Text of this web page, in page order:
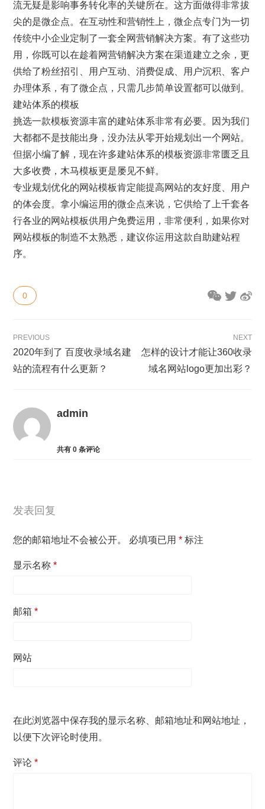
流无疑是影响事务转化率的关键所在。这方面做得非常拔
尖的是微企点。在互动性和营销性上，微企点专门为一切
传统中小企业定制了一套全网营销解决方案。有了这些功
用，你既可以在趁着网营销解决方案在渠道建立之余，更
供给了粉丝招引、用户互动、消费促成、用户沉积、客户
办理体系，有了微企点，只需几步简单设置都可以做到。
建站体系的模板
挑选一款模板资源丰富的建站体系非常有必要。因为我们
大都都不是技能出身，没办法从零开始规划出一个网站。
但据小编了解，现在许多建站体系的模板资源非常匮乏且
大多收费，木马模板更是屡见不鲜。
专业规划优化的网站模板肯定能提高网站的友好度、用户
的体会度。拿小编运用的微企点来说，它供给了上千套各
行各业的网站模板供用户免费运用，非常便利，如果你对
网站模板的制造不太熟悉，建议你运用这款自助建站程
序。
0
PREVIOUS
2020年到了 百度收录域名建
站的流程有什么更新？
NEXT
怎样的设计才能让360收录
域名网站logo更加出彩？
admin
共有0 条评论
发表回复
您的邮箱地址不会被公开。 必填项已用* 标注
显示名称*
邮箱*
网站
在此浏览器中保存我的显示名称、邮箱地址和网站地址，
以便下次评论时使用。
评论*